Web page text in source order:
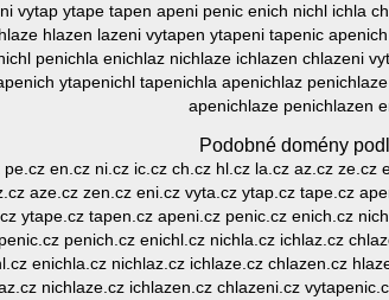
vytap ytape tapen apeni penic enich nichl ichla
hlazen lazeni vytapen ytapeni tapenic
penichla enichlaz nichlaze ichlazen chlazeni
ytapenichl tapenichla apenichlaz
apenichlaze penichlazen
Podobné domény
en.cz ni.cz ic.cz ch.cz hl.cz la.cz az.cz
aze.cz zen.cz eni.cz vyta.cz ytap.cz tape.cz
ytape.cz tapen.cz apeni.cz penic.cz enich.cz
penich.cz enichl.cz nichla.cz ichlaz.cz
enichla.cz nichlaz.cz ichlaze.cz chlazen.cz
nichlaze.cz ichlazen.cz chlazeni.cz